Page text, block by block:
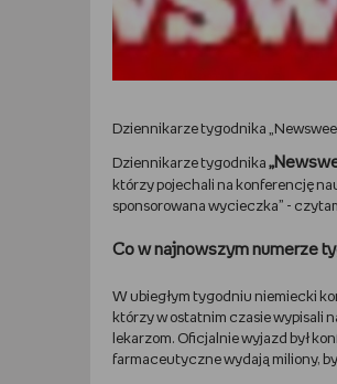
Dziennikarze tygodnika
Dziennikarze tygodnika
którzy pojechali na konferencję
sponsorowana wycieczka” -
Co w najnowszym numerze
W ubiegłym tygodniu niemiecki
którzy w ostatnim czasie wypisali
lekarzom. Oficjalnie wyjazd był
farmaceutyczne wydają miliony,